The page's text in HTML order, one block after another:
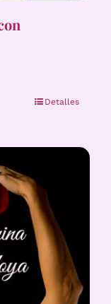
Detalles